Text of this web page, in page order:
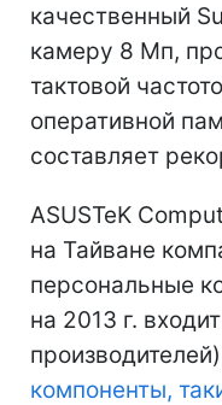
качественный
камеру 8 Мп,
тактовой
оперативной
составляет
ASUSTeK
на Тайване
персональные
на 2013 г.
компоненты,